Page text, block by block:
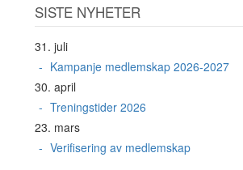
SISTE NYHETER
31. juli
Kampanje medlemskap 2026-2027
30. april
Treningstider 2026
23. mars
Verifisering av medlemskap